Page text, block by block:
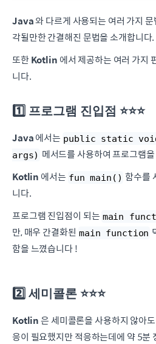
Java와 다르게 사용되는 여러 가지
각될만한 간결해진 문법을 소개합니다.
또한Kotlin 에서 제공하는 여러 가지
니다.
1️⃣ 프로그램 진입점 ⭐️⭐️⭐️
Java에서는 public static
args) 메서드를 사용하여 프로그램
Kotlin 에서는 fun main() 함수를
니다.
프로그램 진입점이 되는 main
만, 매우 간결화된 main function
함을 느꼈습니다 !
2️⃣ 세미콜론 ⭐️⭐️⭐️
Kotlin은 세미콜론을 사용하지 않아
응이 필요했지만 적응하는데에 약 5분